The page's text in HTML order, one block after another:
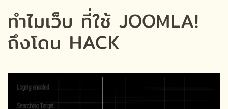
ทำไมเว็บ ที่ใช้ JOOMLA!
ถึงโดน HACK